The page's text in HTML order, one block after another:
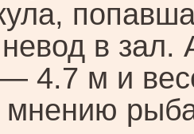
в зал.
4.7 м и